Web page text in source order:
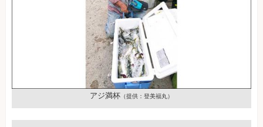
アジ満杯 （提供：登美福丸）